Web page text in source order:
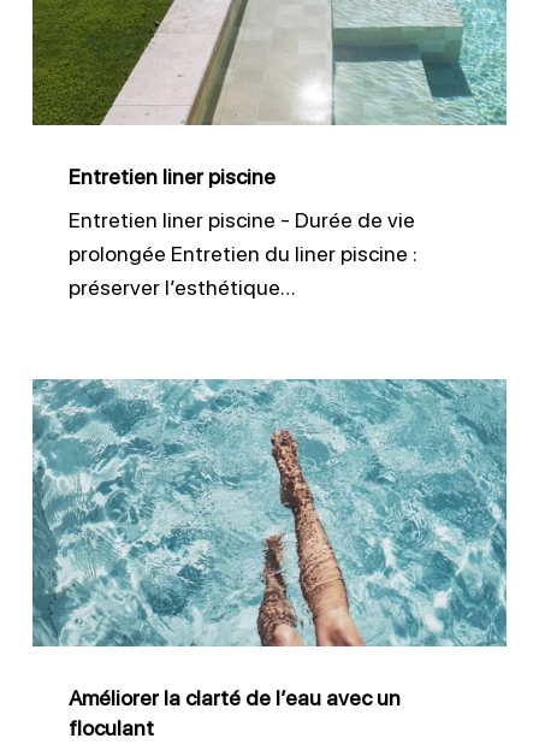
Entretien liner piscine
Entretien liner piscine - Durée de vie
prolongée Entretien du liner piscine :
préserver l’esthétique…
Améliorer
la
clarté
de
l’eau
avec
un
Améliorer la clarté de l’eau avec un
floculant